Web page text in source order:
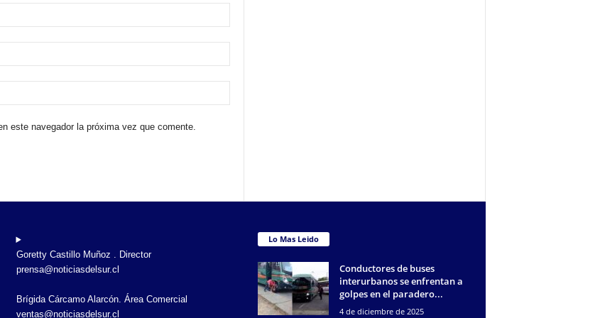
este navegador la próxima vez que comente.
Goretty Castillo Muñoz . Director
prensa@noticiasdelsur.cl
Brígida Cárcamo Alarcón. Área Comercial
ventas@noticiasdelsur.cl
Lo Mas Leido
Conductores de buses
interurbanos se enfrentan a
golpes en el paradero...
4 de diciembre de 2025